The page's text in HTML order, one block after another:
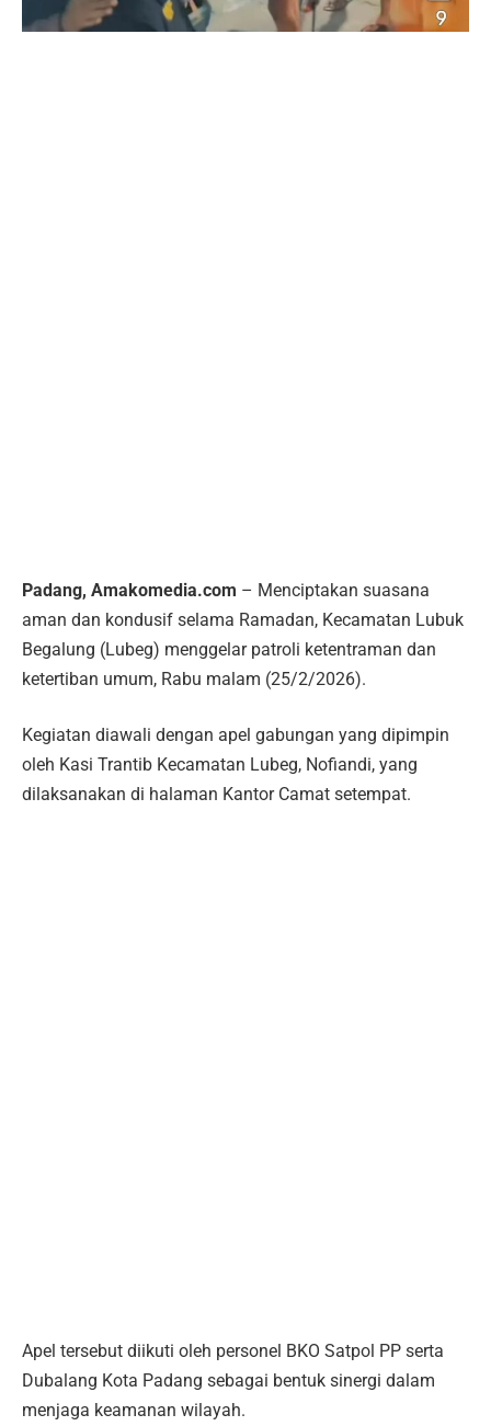
Padang, Amakomedia.com – Menciptakan suasana
aman dan kondusif selama Ramadan, Kecamatan Lubuk
Begalung (Lubeg) menggelar patroli ketentraman dan
ketertiban umum, Rabu malam (25/2/2026).
Kegiatan diawali dengan apel gabungan yang dipimpin
oleh Kasi Trantib Kecamatan Lubeg, Nofiandi, yang
dilaksanakan di halaman Kantor Camat setempat.
Apel tersebut diikuti oleh personel BKO Satpol PP serta
Dubalang Kota Padang sebagai bentuk sinergi dalam
menjaga keamanan wilayah.